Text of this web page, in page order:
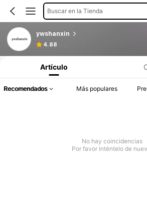
Buscar en la Tienda
ywshanxin
4.88
Artículo
Recomendados Más populares
No hay coincidencias
Por favor inténtelo de